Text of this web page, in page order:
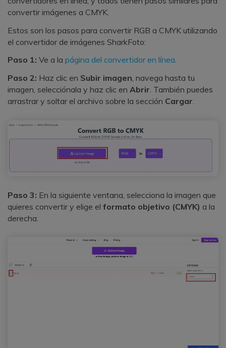
convertir imágenes a CMYK.
Estos son los pasos para convertir RGB a CMYK utilizando
el convertidor de imágenes SharkFoto:
Paso 1: Ve a la página del convertidor en línea.
Paso 2: Haz clic en Subir imagen, navega hasta tu
imagen, selecciónala y haz clic en Abrir. También puedes
arrastrar y soltar el archivo sobre la sección Cargar.
Paso 3: En la siguiente ventana, selecciona la imagen que
quieres convertir y elige el formato objetivo (CMYK) a la
derecha.